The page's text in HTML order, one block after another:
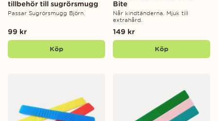
tillbehör till sugrörsmugg
Passar Sugrörsmugg Björn.
99 kr
Köp
Bite
Når kindtänderna. Mjuk till
extrahård.
149 kr
Köp